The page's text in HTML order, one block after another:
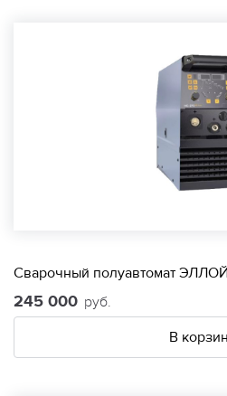
Сварочный полуавтомат
245 000 руб.
В